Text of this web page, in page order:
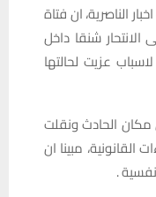
الناصرية، ان فتاة
شنقا داخل
عزيت لحالتها
مكان الحادث ونقلت
القانونية، مبينا ان
.